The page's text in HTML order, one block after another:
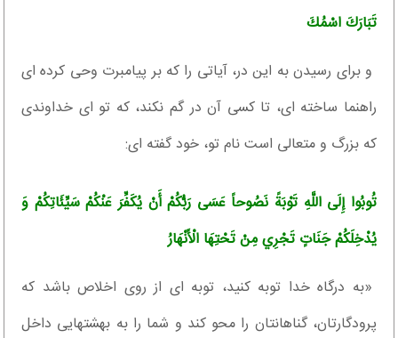
تَبَارَكَ اسْمُكَ
و براى رسيدن به اين در، آياتى را كه بر پيامبرت وحى كرده ‏اى
راهنما ساخته ‏اى، تا كسى آن در گم نكند، كه تو اى خداوندى
كه بزرگ و متعالى است نام تو، خود گفته ‏اى:
تُوبُوا إِلَى اللَّهِ تَوْبَةً نَصُوحاً عَسَى رَبُّكُمْ أَنْ يُكَفِّرَ عَنْكُمْ سَيِّئَاتِكُمْ وَ
يُدْخِلَكُمْ جَنَاتٍ تَجْرِي مِنْ تَحْتِهَا الْأَنْهَارُ
«به درگاه خدا توبه كنيد، توبه ‏اى از روى اخلاص باشد كه
پرودگارتان، گناهانتان را محو كند و شما را به بهشتهايى داخل